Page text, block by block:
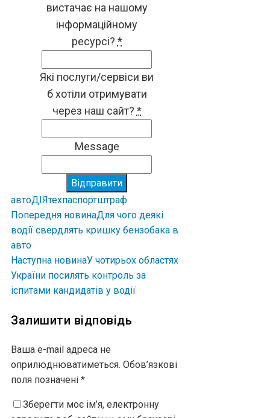
вистачає на нашому
інформаційному
ресурсі? *
Які послуги/сервіси ви
б хотіли отримувати
через наш сайт? *
Message
Відправити
автоДІЯтехпаспортштраф
Попередня новинаДля чого деякі
водії свердлять кришку бензобака в
авто
Наступна новинаУ чотирьох областях
України посилять контроль за
іспитами кандидатів у водії
Залишити відповідь
Ваша e-mail адреса не
оприлюднюватиметься. Обов’язкові
поля позначені *
Зберегти моє ім’я, електронну